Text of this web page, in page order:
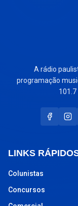
A rádio
programação
LINKS
Colunistas
Concursos